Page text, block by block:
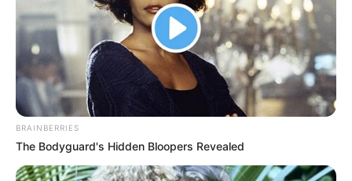
BRAINBERRIES
The Bodyguard's Hidden Bloopers Revealed